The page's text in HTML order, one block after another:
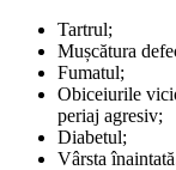
Tartrul;
Mușcătura
Fumatul;
Obiceiurile
periaj agresiv;
Diabetul;
Vârsta